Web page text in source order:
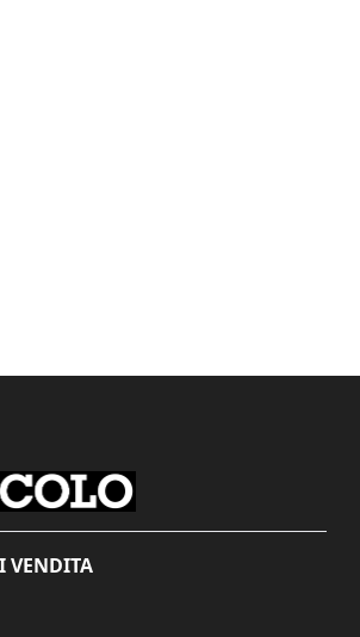
VENDITA